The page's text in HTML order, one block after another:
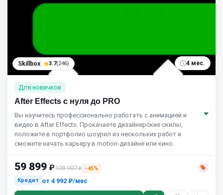
Skillbox 3.7(246) 4 мес.
Для новичков
After Effects с нуля до PRO
Вы научитесь профессионально работать с анимацией и
видео в After Effects. Прокачаете дизайнерские скилы,
положите в портфолио шоурил из нескольких работ и
сможете начать карьеру в motion-дизайне или кино.
59 899 ₽108 907₽
−45%
Кредит
от 4 992 ₽/мес